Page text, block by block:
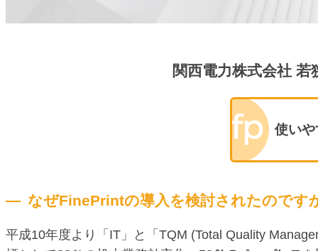
関西電力株式会社
使い
なぜFinePrintの導入を検討されたのです
平成10年度より「IT」と「TQM (Total Quality